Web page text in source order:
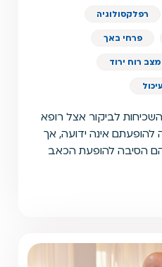
רפלקסולוגיה
פרחי באך
רוח ירוד
לביקור אצל רופא
להופעתם אינה ידועה, אך
הסיבה להופעת הכאב